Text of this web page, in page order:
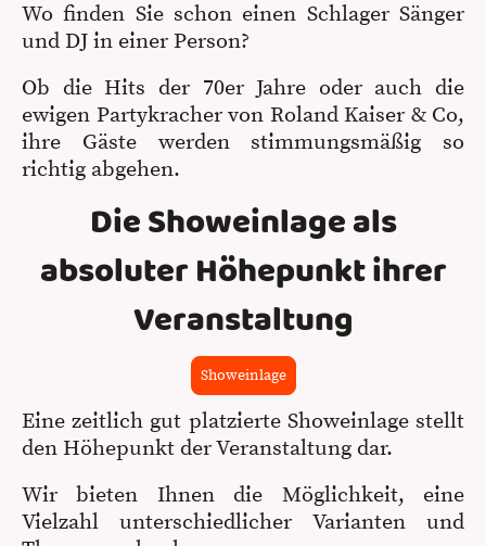
Wo finden Sie schon einen Schlager Sänger
und DJ in einer Person?
Ob die Hits der 70er Jahre oder auch die
ewigen Partykracher von Roland Kaiser & Co,
ihre Gäste werden stimmungsmäßig so
richtig abgehen.
Die Showeinlage als
absoluter Höhepunkt ihrer
Veranstaltung
Showeinlage
Eine zeitlich gut platzierte Showeinlage stellt
den Höhepunkt der Veranstaltung dar.
Wir bieten Ihnen die Möglichkeit, eine
Vielzahl unterschiedlicher Varianten und